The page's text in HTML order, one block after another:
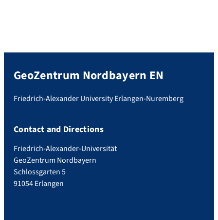
GeoZentrum Nordbayern EN
Friedrich-Alexander University Erlangen-Nuremberg
Contact and Directions
Friedrich-Alexander-Universität
GeoZentrum Nordbayern
Schlossgarten 5
91054 Erlangen